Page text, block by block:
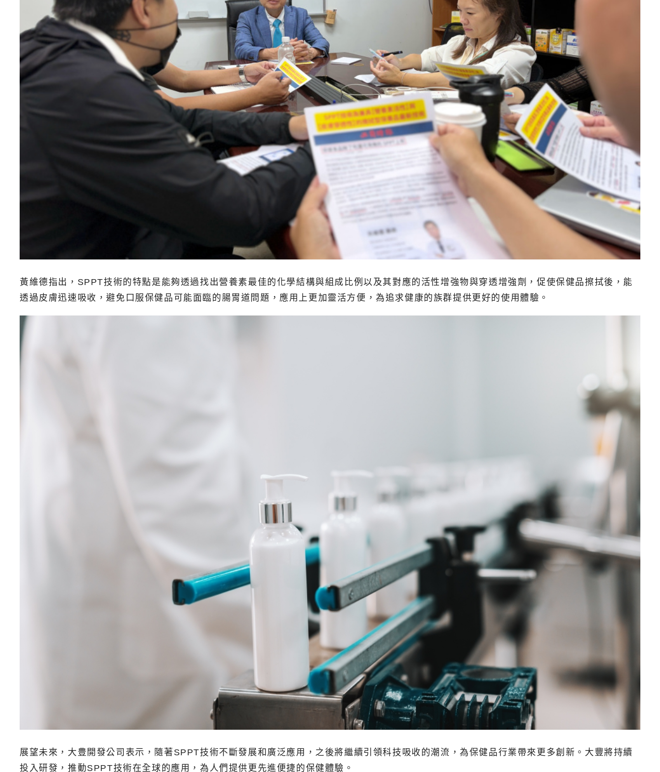
黃維德指出，SPPT技術的特點是能夠透過找出營養素最佳的化學結構與組成比例以及其對應的活性增強物與穿透增強劑，促使保健品擦拭後，能
透過皮膚迅速吸收，避免口服保健品可能面臨的腸胃道問題，應用上更加靈活方便，為追求健康的族群提供更好的使用體驗。
展望未來，大豊開發公司表示，隨著SPPT技術不斷發展和廣泛應用，之後將繼續引領科技吸收的潮流，為保健品行業帶來更多創新。大豐將持續
投入研發，推動SPPT技術在全球的應用，為人們提供更先進便捷的保健體驗。